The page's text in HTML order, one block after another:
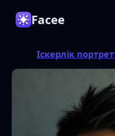
Facee
Іскерлік